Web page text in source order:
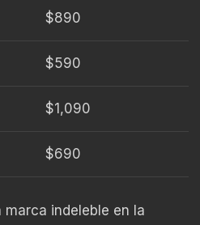
$890
$590
$1,090
$690
marca indeleble en la